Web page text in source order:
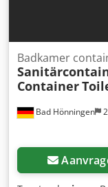
Bad Hönningen
Badkamer
Container